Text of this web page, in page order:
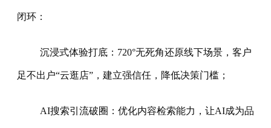
闭环：
沉浸式体验打底：720°无死角还原线下场景，客户
足不出户“云逛店”，建立强信任，降低决策门槛；
AI搜索引流破圈：优化内容检索能力，让AI成为品